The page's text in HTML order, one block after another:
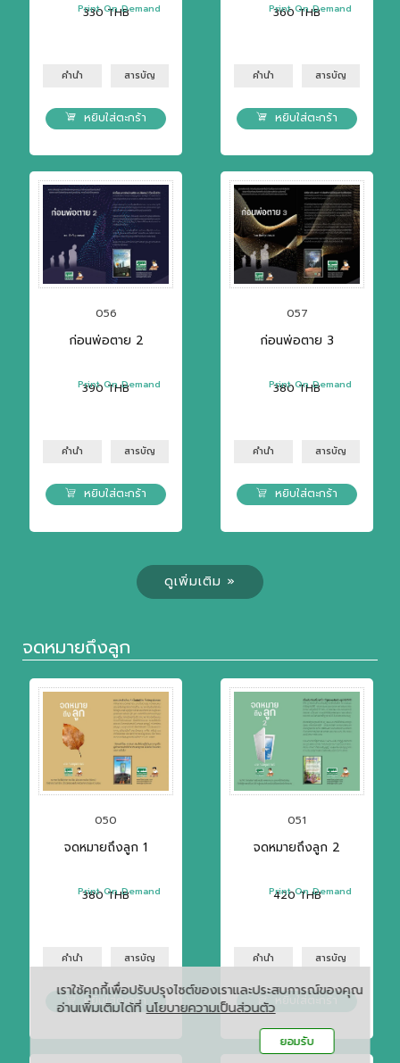
330 THB
Print On Demand
คำนำ สารบัญ
หยิบใส่ตะกร้า
360 THB
Print On Demand
คำนำ สารบัญ
หยิบใส่ตะกร้า
056
ก่อนพ่อตาย 2
390 THB
Print On Demand
คำนำ สารบัญ
หยิบใส่ตะกร้า
057
ก่อนพ่อตาย 3
380 THB
Print On Demand
คำนำ สารบัญ
หยิบใส่ตะกร้า
ดูเพิ่มเติม »
จดหมายถึงลูก
050
จดหมายถึงลูก 1
380 THB
Print On Demand
คำนำ สารบัญ
หยิบใส่ตะกร้า
051
จดหมายถึงลูก 2
420 THB
Print On Demand
คำนำ สารบัญ
เราใช้คุกกี้เพื่อปรับปรุงไซต์ของเราและประสบการณ์ของคุณ
อ่านเพิ่มเติมได้ที่ นโยบายความเป็นส่วนตัว
ยอมรับ